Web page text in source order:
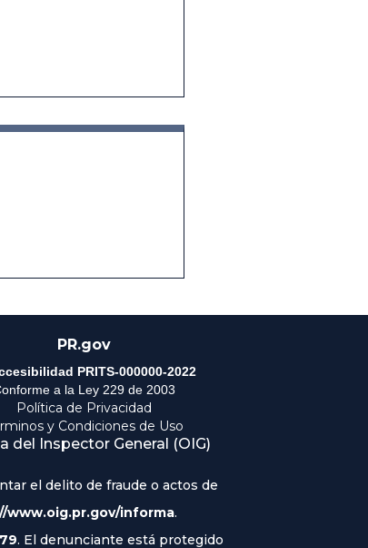
PR.gov
PRITS-000000-2022
a la Ley 229 de 2003
Política de Privacidad
y Condiciones de Uso
del Inspector General (OIG)
el delito de fraude o actos de
www.oig.pr.gov/informa.
. El denunciante está protegido